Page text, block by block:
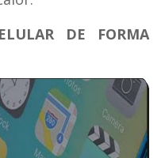
DE FORMA